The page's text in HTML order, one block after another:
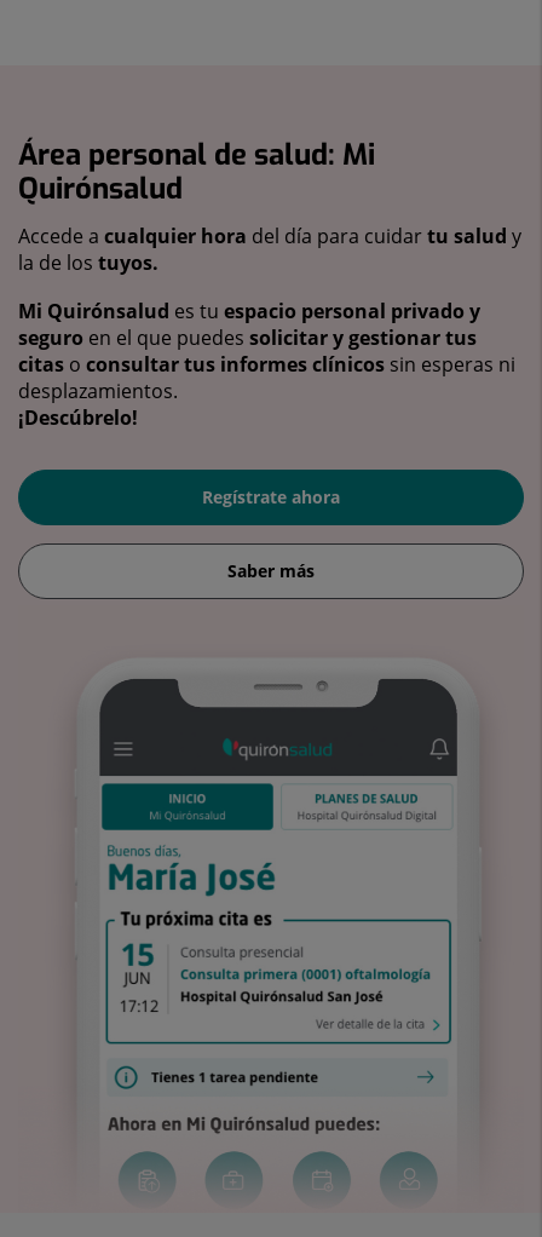
Área personal de salud: Mi
Quirónsalud
Accede a cualquier hora del día para cuidartu salud y
la de los tuyos.
Mi Quirónsalud es tu espacio personal privado y
seguro en el que puedes solicitar y gestionar tus
citas o consultar tus informes clínicos sin esperas ni
desplazamientos.
¡Descúbrelo!
Regístrate ahora
Saber más